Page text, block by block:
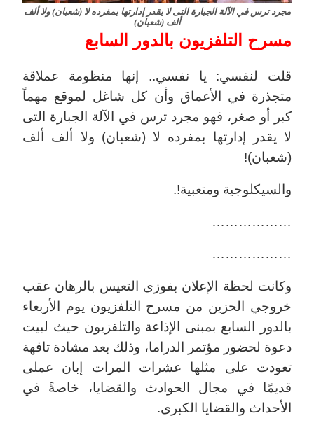
مجرد ترس في الآلة الجبارة التى لا يقدر إدارتها بمفرده لا (شعبان) ولا ألف
ألف (شعبان)
مسرح التلفزيون بالدور السابع
قلت لنفسي: يا نفسي.. إنها منظومة عملاقة
متجذرة في الأعماق وأن كل شاغل لموقع مهماً
كبر أو صغر، فهو مجرد ترس في الآلة الجبارة التى
لا يقدر إدارتها بمفرده لا (شعبان) ولا ألف ألف
(شعبان)!
والسيكلوجية ومتعبية!.
………………
………………
وكانت لحظة الإعلان بفوزى التعيس بالرهان عقب
خروجي الحزين من مسرح التلفزيون يوم الأربعاء
بالدور السابع بمبنى الإذاعة والتلفزيون حيث لبيت
دعوة لحضور مؤتمر الدراما، وذلك بعد مشادة تافهة
تعودت على مثلها عشرات المرات إبان عملى
قديمًا في مجال الحوادث والقضايا، خاصةً في
الأحداث والقضايا الكبرى.